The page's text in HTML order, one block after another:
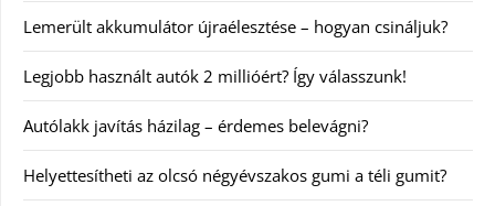
Lemerült akkumulátor újraélesztése – hogyan csináljuk?
Legjobb használt autók 2 millióért? Így válasszunk!
Autólakk javítás házilag – érdemes belevágni?
Helyettesítheti az olcsó négyévszakos gumi a téli gumit?